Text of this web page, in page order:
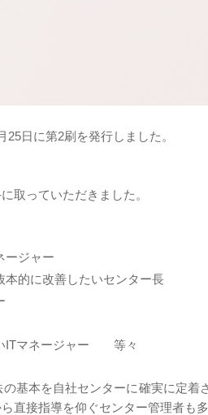
日に第2刷を発行しました。
取っていただきました。
ージャー
的に改善したいセンター長
いITマネージャー 等々
基本を自社センターに確実に定着
直接指導を仰ぐセンター管理者も